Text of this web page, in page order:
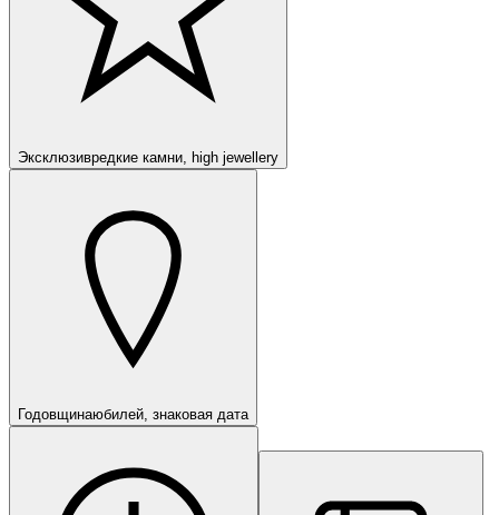
Эксклюзивредкие камни, high jewellery
Годовщинаюбилей, знаковая дата